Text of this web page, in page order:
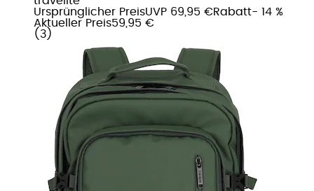
Ursprünglicher PreisUVP 69,95 €Rabatt- 14 %
Aktueller Preis59,95 €
( 3 )